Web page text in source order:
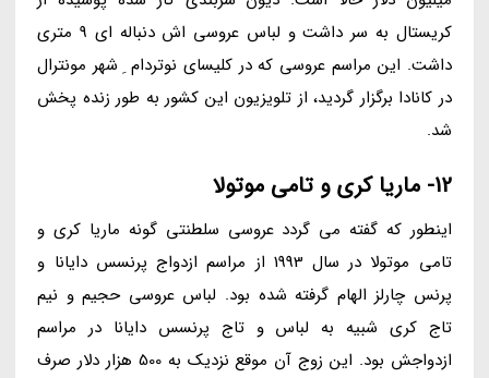
کریستال به سر داشت و لباس عروسی اش دنباله ای 9 متری
داشت. این مراسم عروسی که در کلیسای نوتردام ِ شهر مونترال
در کانادا برگزار گردید، از تلویزیون این کشور به طور زنده پخش
شد.
12- ماریا کری و تامی موتولا
اینطور که گفته می گردد عروسی سلطنتی گونه ماریا کری و
تامی موتولا در سال 1993 از مراسم ازدواج پرنسس دایانا و
پرنس چارلز الهام گرفته شده بود. لباس عروسی حجیم و نیم
تاج کری شبیه به لباس و تاج پرنسس دایانا در مراسم
ازدواجش بود. این زوج آن موقع نزدیک به 500 هزار دلار صرف